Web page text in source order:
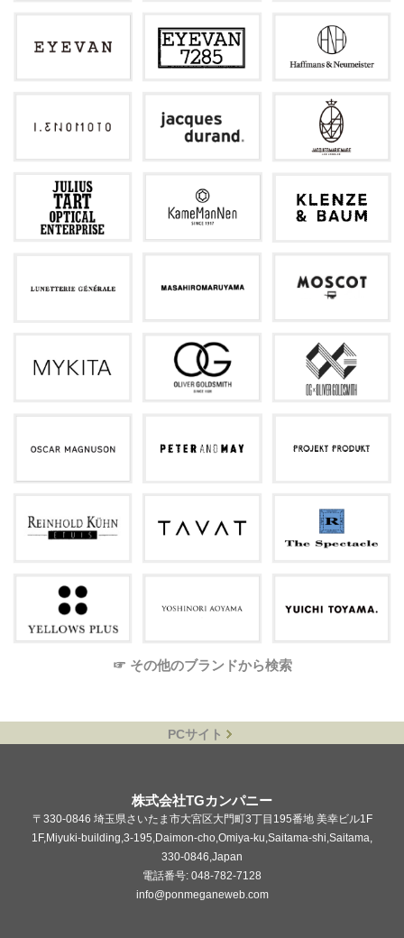
☞ その他のブランドから検索
PCサイト
株式会社TGカンパニー
〒330-0846 埼玉県さいたま市大宮区大門町3丁目195番地 美幸ビル1F
1F,Miyuki-building,3-195,Daimon-cho,Omiya-ku,Saitama-shi,Saitama,
330-0846,Japan
電話番号: 048-782-7128
info@ponmeganeweb.com